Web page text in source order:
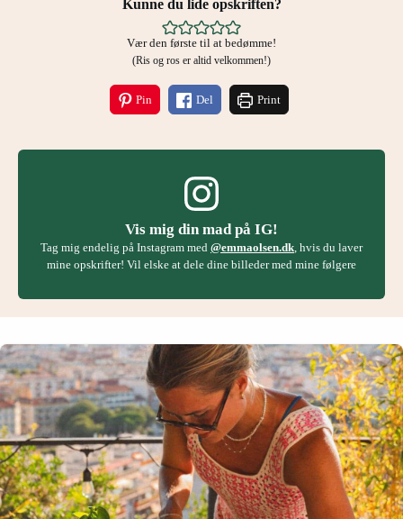
Kunne du lide opskriften?
Vær den første til at bedømme!
(Ris og ros er altid velkommen!)
Pin Del Print
Vis mig din mad på IG!
Tag mig endelig på Instagram med @emmaolsen.dk , hvis du laver
mine opskrifter! Vil elske at dele dine billeder med mine følgere